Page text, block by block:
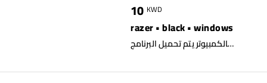
10 KWD
razer • black • windows
استعمال جداً خفيف بدون اي خدش او كسر الكيبورد مصحوب ببرنامج خاص مجرد توصيل الكبل بالكمبيوتر يتم تحميل البرنامج